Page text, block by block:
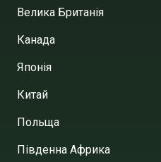
Велика Британія
Канада
Японія
Китай
Польща
Південна Африка